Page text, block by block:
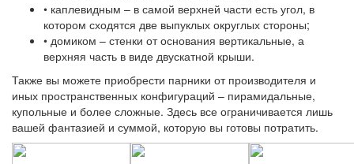
• каплевидным – в самой верхней части есть угол, в
котором сходятся две выпуклых округлых стороны;
• домиком – стенки от основания вертикальные, а
верхняя часть в виде двускатной крыши.
Также вы можете приобрести парники от производителя и
иных пространственных конфигураций – пирамидальные,
купольные и более сложные. Здесь все ограничивается лишь
вашей фантазией и суммой, которую вы готовы потратить.